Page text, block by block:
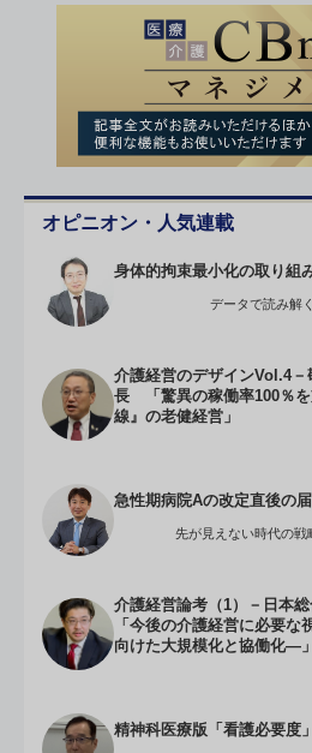
オピニオン・人気連載
身体的拘束最小化の取り組
データで読み解
介護経営のデザインVol.4－
長 「驚異の稼働率100％を
線』の老健経営」
急性期病院Aの改定直後の
先が見えない時代の戦
介護経営論考（1）－日本
「今後の介護経営に必要
向けた大規模化と協働化―」
精神科医療版「看護必要度